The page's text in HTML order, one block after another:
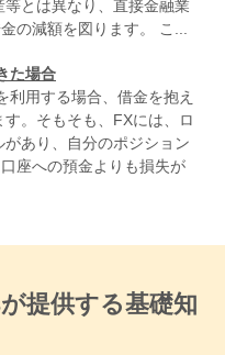
とは異なり、直接金融業
の減額を図ります。 こ...
た場合
利用する場合、借金を抱え
。そもそも、FXには、ロ
あり、自分のポジション
座への預金よりも損失が
提供する基礎知